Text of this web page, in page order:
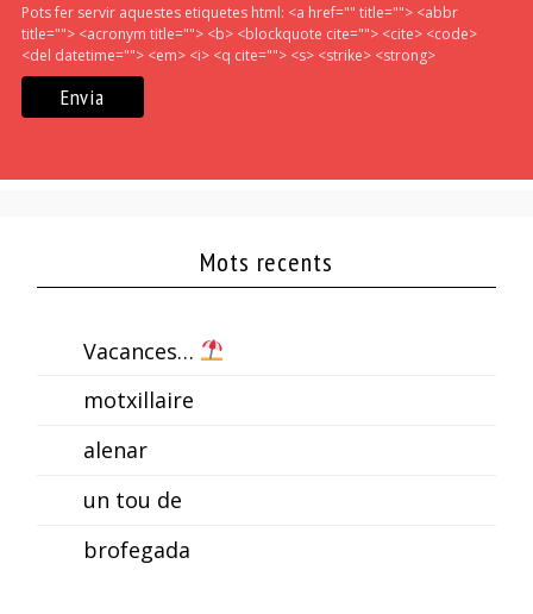
Pots fer servir aquestes etiquetes html: <a href="" title=""> <abbr
title=""> <acronym title=""> <b> <blockquote cite=""> <cite> <code>
<del datetime=""> <em> <i> <q cite=""> <s> <strike> <strong>
Mots recents
Vacances…
motxillaire
alenar
un tou de
brofegada